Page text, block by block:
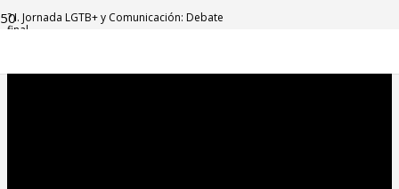
? I. Jornada LGTB+ y Comunicación: Debate
final